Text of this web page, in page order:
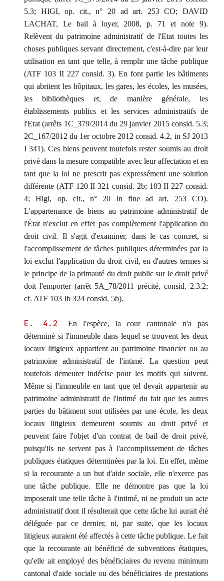
5.3; HIGI, op. cit., n° 20 ad art. 253 CO; DAVID
LACHAT, Le bail à loyer, 2008, p. 71 et note 9).
Relèvent du patrimoine administratif de l'Etat toutes les
choses publiques servant directement, c'est-à-dire par leur
utilisation en tant que telle, à remplir une tâche publique
(ATF 103 II 227 consid. 3). En font partie les bâtiments
qui abritent les hôpitaux, les gares, les écoles, les musées,
les bibliothèques et, de manière générale, les
établissements publics et les services administratifs de
l'Etat (arrêts 1C_379/2014 du 29 janvier 2015 consid. 5.3;
2C_167/2012 du 1er octobre 2012 consid. 4.2, in SJ 2013
I 341). Ces biens peuvent toutefois rester soumis au droit
privé dans la mesure compatible avec leur affectation et en
tant que la loi ne prescrit pas expressément une solution
différente (ATF 120 II 321 consid. 2b; 103 II 227 consid.
4; Higi, op. cit., n° 20 in fine ad art. 253 CO).
L'appartenance de biens au patrimoine administratif de
l'État n'exclut en effet pas complètement l'application du
droit civil. Il s'agit d'examiner, dans le cas concret, si
l'accomplissement de tâches publiques déterminées par la
loi exclut l'application du droit civil, en d'autres termes si
le principe de la primauté du droit public sur le droit privé
doit l'emporter (arrêt 5A_78/2011 précité, consid. 2.3.2;
cf. ATF 103 Ib 324 consid. 5b).
E. 4.2
En l'espèce, la cour cantonale n'a pas
déterminé si l'immeuble dans lequel se trouvent les deux
locaux litigieux appartient au patrimoine financier ou au
patrimoine administratif de l'intimé. La question peut
toutefois demeurer indécise pour les motifs qui suivent.
Même si l'immeuble en tant que tel devait appartenir au
patrimoine administratif de l'intimé du fait que les autres
parties du bâtiment sont utilisées par une école, les deux
locaux litigieux demeurent soumis au droit privé et
peuvent faire l'objet d'un contrat de bail de droit privé,
puisqu'ils ne servent pas à l'accomplissement de tâches
publiques étatiques déterminées par la loi. En effet, même
si la recourante a un but d'aide sociale, elle n'exerce pas
une tâche publique. Elle ne démontre pas que la loi
imposerait une telle tâche à l'intimé, ni ne produit un acte
administratif dont il résulterait que cette tâche lui aurait été
déléguée par ce dernier, ni, par suite, que les locaux
litigieux auraient été affectés à cette tâche publique. Le fait
que la recourante ait bénéficié de subventions étatiques,
qu'elle ait employé des bénéficiaires du revenu minimum
cantonal d'aide sociale ou des bénéficiaires de prestations